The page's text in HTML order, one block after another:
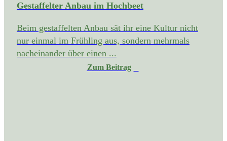
Gestaffelter Anbau im Hochbeet
Beim gestaffelten Anbau sät ihr eine Kultur nicht
nur einmal im Frühling aus, sondern mehrmals
nacheinander über einen ...
Zum Beitrag